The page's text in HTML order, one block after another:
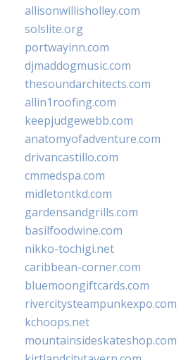
allisonwillisholley.com
solslite.org
portwayinn.com
djmaddogmusic.com
thesoundarchitects.com
allin1roofing.com
keepjudgewebb.com
anatomyofadventure.com
drivancastillo.com
cmmedspa.com
midletontkd.com
gardensandgrills.com
basilfoodwine.com
nikko-tochigi.net
caribbean-corner.com
bluemoongiftcards.com
rivercitysteampunkexpo.com
kchoops.net
mountainsideskateshop.com